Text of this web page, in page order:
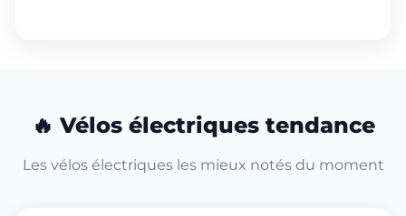
🔥 Vélos électriques tendance
Les vélos électriques les mieux notés du moment